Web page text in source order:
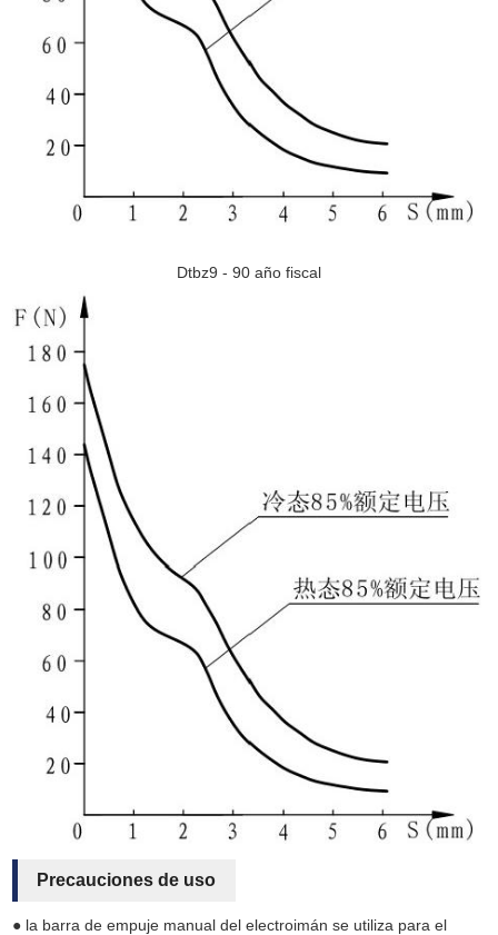
Dtbz9 - 90 año fiscal
Precauciones de uso
● la barra de empuje manual del electroimán se utiliza para el